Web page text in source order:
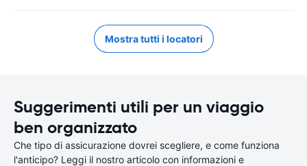
Mostra tutti i locatori
Suggerimenti utili per un viaggio
ben organizzato
Che tipo di assicurazione dovrei scegliere, e come funziona
l'anticipo? Leggi il nostro articolo con informazioni e